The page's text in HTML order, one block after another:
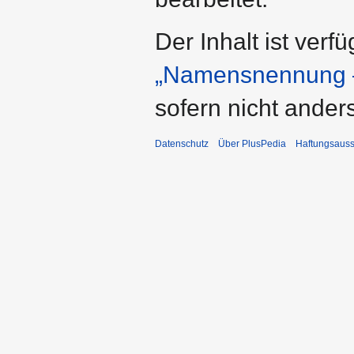
Der Inhalt ist
sofern nicht
Datenschutz Über PlusPedia